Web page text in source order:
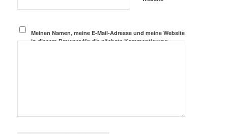
Meinen Namen, meine E-Mail-Adresse und meine Website
in diesem Browser für die nächste Kommentierung